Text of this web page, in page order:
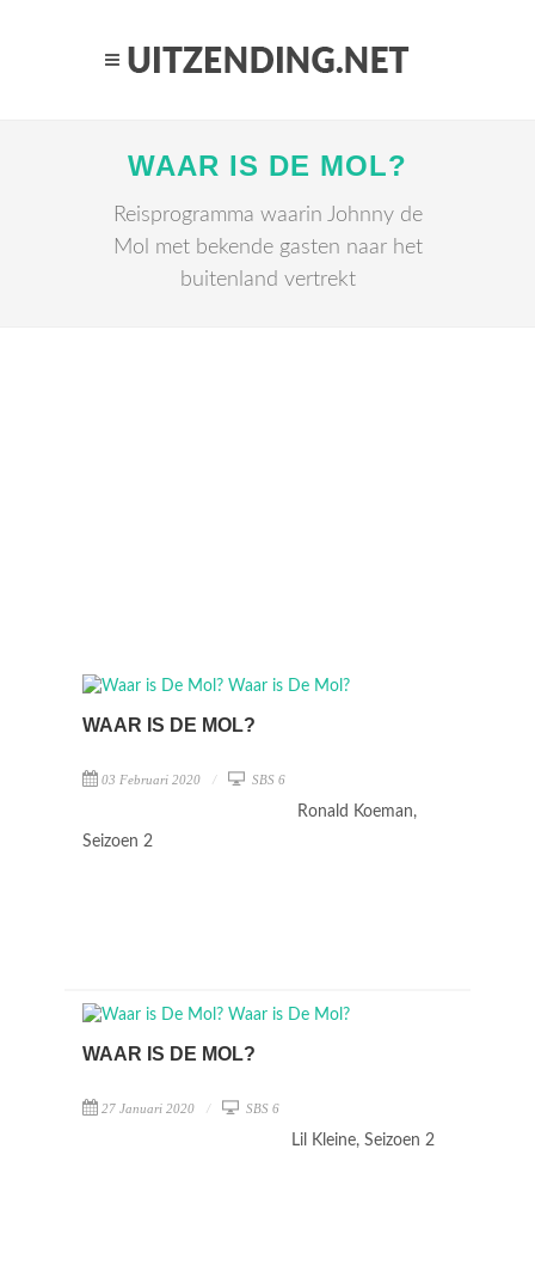
WAAR IS DE MOL?
Reisprogramma waarin Johnny de
Mol met bekende gasten naar het
buitenland vertrekt
WAAR IS DE MOL?
03 Februari 2020 SBS 6
Ronald Koeman,
Seizoen 2
WAAR IS DE MOL?
27 Januari 2020 SBS 6
Lil Kleine, Seizoen 2